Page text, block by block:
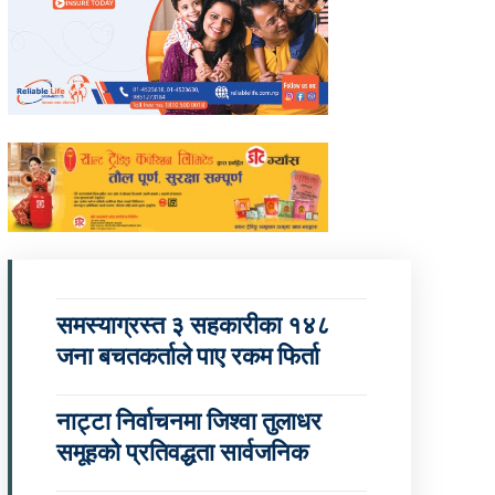
समस्याग्रस्त ३ सहकारीका १४८
जना बचतकर्ताले पाए रकम फिर्ता
नाट्टा निर्वाचनमा जिश्वा तुलाधर
समूहको प्रतिवद्धता सार्वजनिक